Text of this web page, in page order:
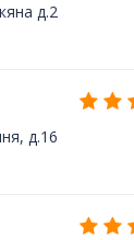
д.2
д.16